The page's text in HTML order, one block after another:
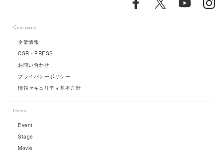
Company
企業情報
CSR・PRESS
お問い合わせ
プライバシーポリシー
情報セキュリティ基本方針
News
Event
Stage
Movie